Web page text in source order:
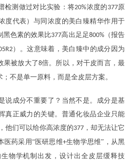
检测做过对比实验：将20%浓度的 377原
度代表）与同浓度的美白臻精华作用于
黑色素的效果比377高出足足800%（报告
）。这意味着，美白臻中的成分因为
果被放大了8倍。所以，对干皮而言，最
不是单一原料，而是全皮层方案。
成分不重要了？当然不是。成分是基
真正威力的关键。普通化妆品企业只能
他们可以给你高浓度的377 ，却无法让它
医药采用“医研思维+生物学思维”，从黑
物学机制出发，设计出全皮层缓释技